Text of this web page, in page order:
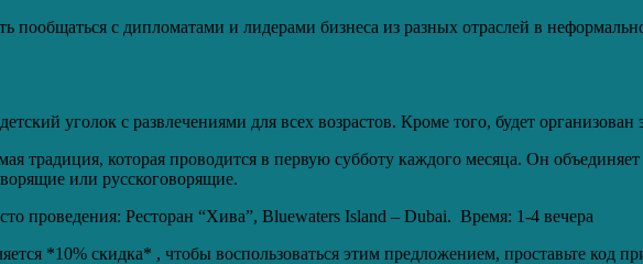
пообщаться с дипломатами и лидерами бизнеса из разных отраслей в
уголок с развлечениями для всех возрастов. Кроме того, будет
традиция, которая проводится в первую субботу каждого месяца. Он
или русскоговорящие.
проведения: Ресторан “Хива”, Bluewaters Island – Dubai. Время: 1-4 вечера
*10% скидка* , чтобы воспользоваться этим предложением, проставьте код